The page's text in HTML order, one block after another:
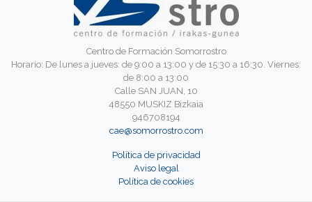
Centro de Formación Somorrostro
Horario: De lunes a jueves: de 9:00 a 13:00 y de 15:30 a 16:30. Viernes:
de 8:00 a 13:00
Calle SAN JUAN, 10
48550 MUSKIZ Bizkaia
946708194
cae@somorrostro.com
Política de privacidad
Aviso legal
Política de cookies